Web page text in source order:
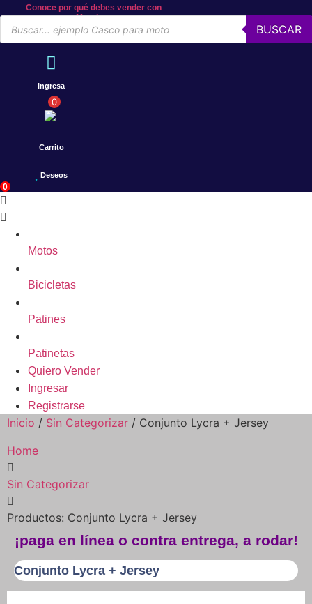
Conoce por qué debes vender con
Mercleta
Búsqueda
de
productos
BUSCAR
Ingresa
0
Carrito
Deseos
0
Motos
Bicicletas
Patines
Patinetas
Quiero Vender
Ingresar
Registrarse
Inicio / Sin Categorizar / Conjunto Lycra + Jersey
Home
Sin Categorizar
Productos: Conjunto Lycra + Jersey
¡paga en línea o contra entrega, a rodar!
Conjunto Lycra + Jersey